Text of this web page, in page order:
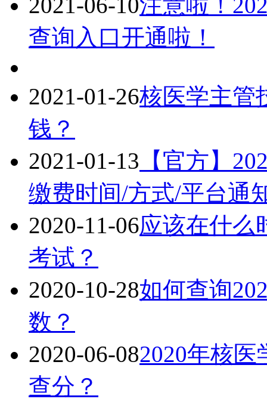
查询入口开通啦！
2021-01-26核医学主管
钱？
2021-01-13 【官方】
缴费时间/方式/平台通
2020-11-06应该在什么
考试？
2020-10-28如何查询
数？
2020-06-082020年核
查分？